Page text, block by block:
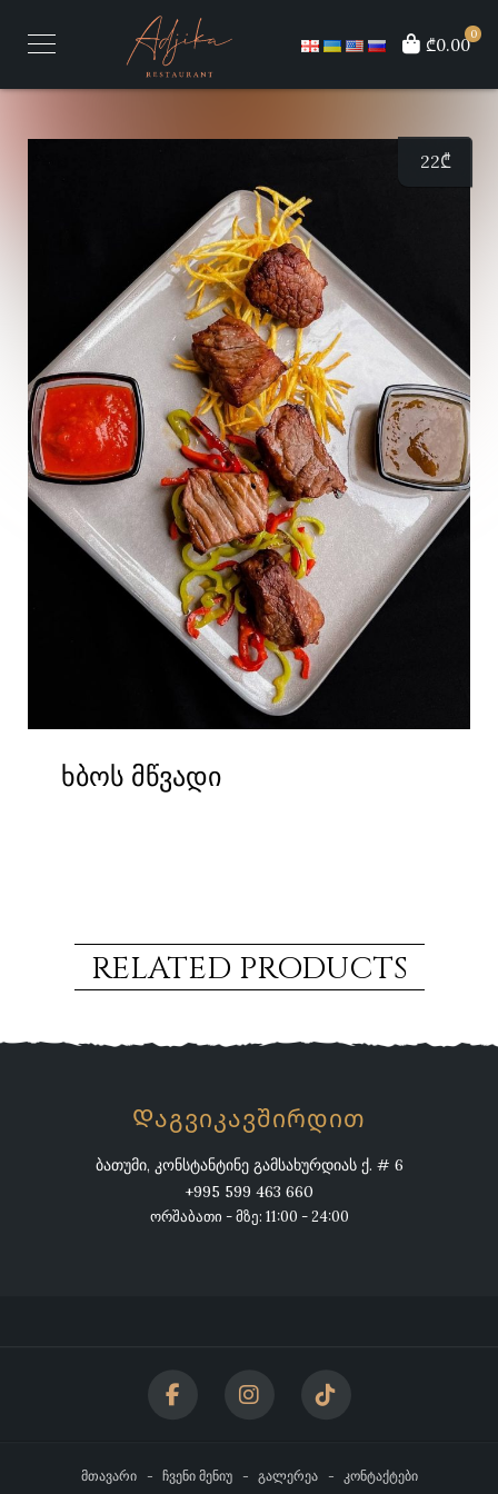
0
₾0.00
ხბოს მწვადი
22₾
RELATED PRODUCTS
Დაგვიკავშირდით
ბათუმი, კონსტანტინე გამსახურდიას ქ. # 6
+995 599 463 660
ორშაბათი - მზე: 11:00 - 24:00
მთავარი ჩვენი მენიუ გალერეა კონტაქტები